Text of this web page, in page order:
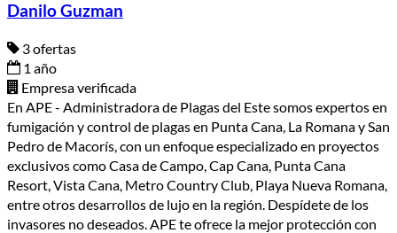
Danilo Guzman
3 ofertas
1 año
Empresa verificada
En APE - Administradora de Plagas del Este somos expertos en
fumigación y control de plagas en Punta Cana, La Romana y San
Pedro de Macorís, con un enfoque especializado en proyectos
exclusivos como Casa de Campo, Cap Cana, Punta Cana
Resort, Vista Cana, Metro Country Club, Playa Nueva Romana,
entre otros desarrollos de lujo en la región. Despídete de los
invasores no deseados. APE te ofrece la mejor protección con